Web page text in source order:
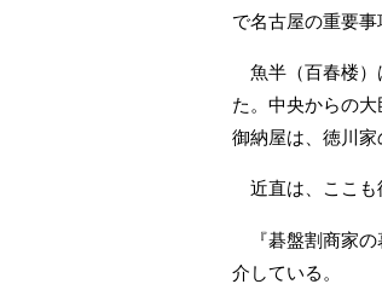
で名古屋の重要事
魚半（百春楼）
た。中央からの大
御納屋は、徳川家
近直は、ここも
『碁盤割商家の
介している。